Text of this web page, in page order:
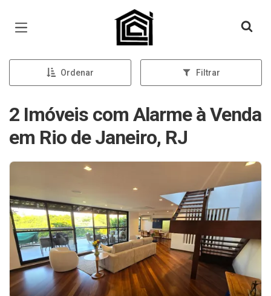
Página inicial
Ordenar Filtrar
2 Imóveis com Alarme à Venda
em Rio de Janeiro, RJ